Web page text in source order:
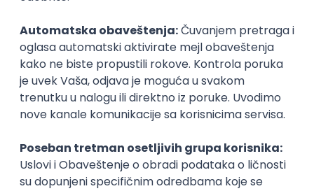
Zanimanja posle studija
Producent video igara Tester video